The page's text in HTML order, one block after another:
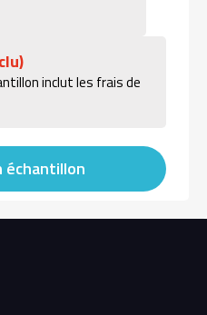
inclut les frais de
échantillon